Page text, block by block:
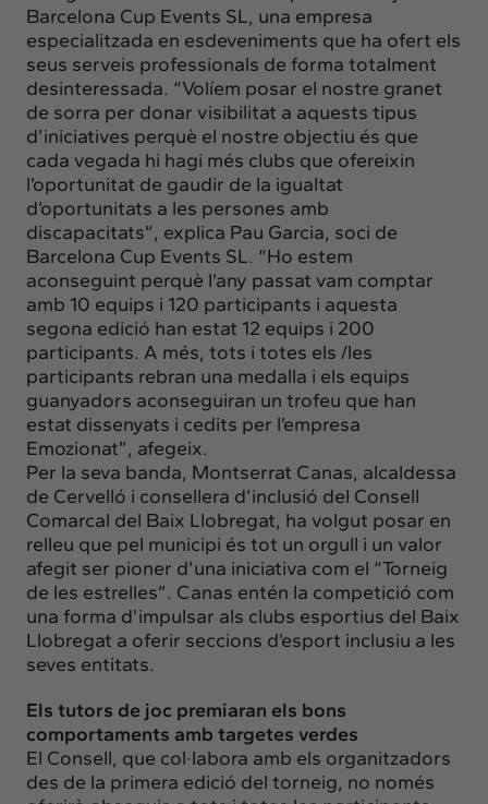
Barcelona Cup Events SL, una empresa
especialitzada en esdeveniments que ha ofert els
seus serveis professionals de forma totalment
desinteressada. “Volíem posar el nostre granet
de sorra per donar visibilitat a aquests tipus
d’iniciatives perquè el nostre objectiu és que
cada vegada hi hagi més clubs que ofereixin
l’oportunitat de gaudir de la igualtat
d’oportunitats a les persones amb
discapacitats”, explica Pau Garcia, soci de
Barcelona Cup Events SL. “Ho estem
aconseguint perquè l’any passat vam comptar
amb 10 equips i 120 participants i aquesta
segona edició han estat 12 equips i 200
participants. A més, tots i totes els /les
participants rebran una medalla i els equips
guanyadors aconseguiran un trofeu que han
estat dissenyats i cedits per l’empresa
Emozionat”, afegeix.
Per la seva banda, Montserrat Canas, alcaldessa
de Cervelló i consellera d’inclusió del Consell
Comarcal del Baix Llobregat, ha volgut posar en
relleu que pel municipi és tot un orgull i un valor
afegit ser pioner d’una iniciativa com el “Torneig
de les estrelles”. Canas entén la competició com
una forma d’impulsar als clubs esportius del Baix
Llobregat a oferir seccions d’esport inclusiu a les
seves entitats.
Els tutors de joc premiaran els bons
comportaments amb targetes verdes
El Consell, que col·labora amb els organitzadors
des de la primera edició del torneig, no només